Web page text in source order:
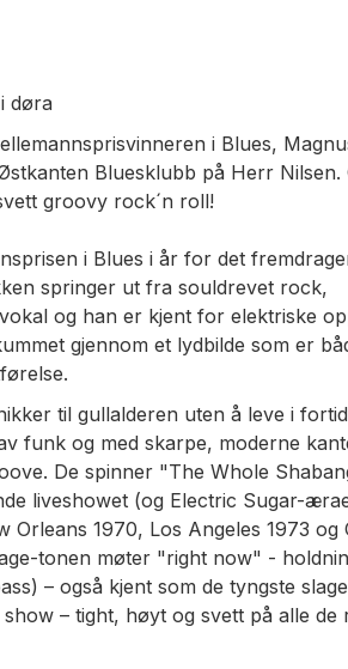
døra
i Blues,
Bluesklubb på Herr Nilsen.
groovy rock´n roll!
i Blues i år for det
springer ut fra souldrevet rock,
og han er kjent for elektriske
gjennom et lydbilde som er
til gullalderen uten å leve i
funk og med skarpe, moderne
De spinner "The Whole
liveshowet (og Electric Sugar-
Orleans 1970, Los Angeles 1973 og
tonen møter "right now" -
– også kjent som de tyngste
– tight, høyt og svett på alle de